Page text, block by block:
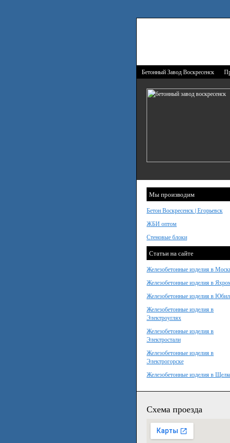
Бетонный Завод Воскресенск
Мы производим
Бетон Воскресенск | Егорьевск
ЖБИ оптом
Стеновые блоки
Статьи на сайте
Железобетонные изделия в
Железобетонные изделия в
Железобетонные изделия в
Железобетонные изделия в
Электроуглях
Железобетонные изделия в
Электростали
Железобетонные изделия в
Электрогорске
Железобетонные изделия в
Схема проезда